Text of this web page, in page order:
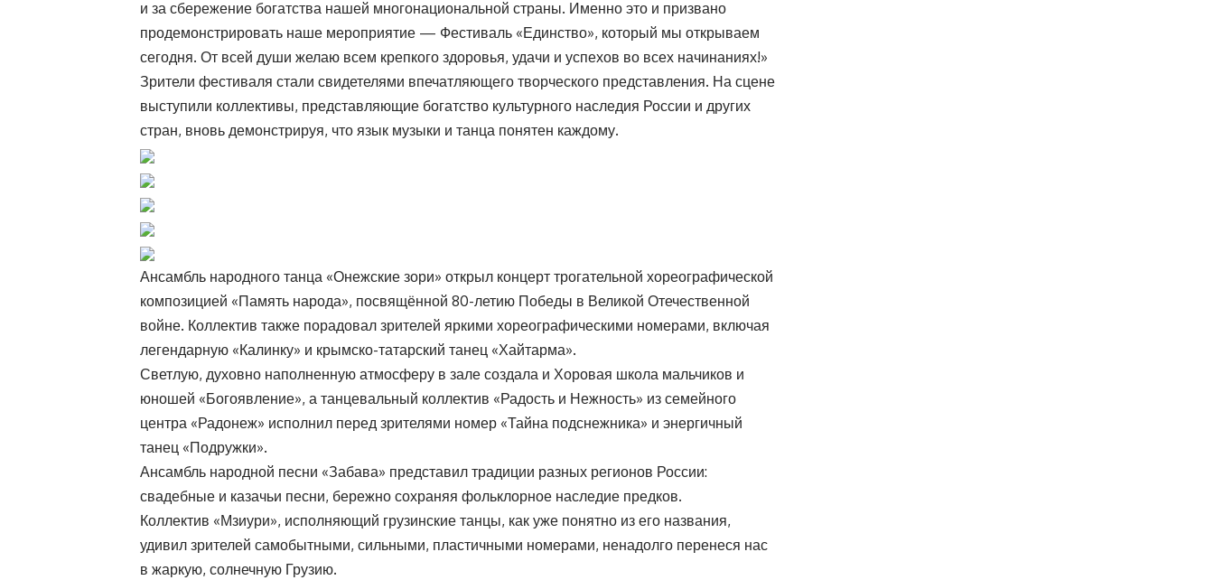
и за сбережение богатства нашей многонациональной страны. Именно это и призвано
продемонстрировать наше мероприятие — Фестиваль «Единство», который мы открываем
сегодня. От всей души желаю всем крепкого здоровья, удачи и успехов во всех начинаниях!»
Зрители фестиваля стали свидетелями впечатляющего творческого представления. На сцене
выступили коллективы, представляющие богатство культурного наследия России и других
стран, вновь демонстрируя, что язык музыки и танца понятен каждому.
Ансамбль народного танца «Онежские зори» открыл концерт трогательной хореографической
композицией «Память народа», посвящённой 80-летию Победы в Великой Отечественной
войне. Коллектив также порадовал зрителей яркими хореографическими номерами, включая
легендарную «Калинку» и крымско-татарский танец «Хайтарма».
Светлую, духовно наполненную атмосферу в зале создала и Хоровая школа мальчиков и
юношей «Богоявление», а танцевальный коллектив «Радость и Нежность» из семейного
центра «Радонеж» исполнил перед зрителями номер «Тайна подснежника» и энергичный
танец «Подружки».
Ансамбль народной песни «Забава» представил традиции разных регионов России:
свадебные и казачьи песни, бережно сохраняя фольклорное наследие предков.
Коллектив «Мзиури», исполняющий грузинские танцы, как уже понятно из его названия,
удивил зрителей самобытными, сильными, пластичными номерами, ненадолго перенеся нас
в жаркую, солнечную Грузию.